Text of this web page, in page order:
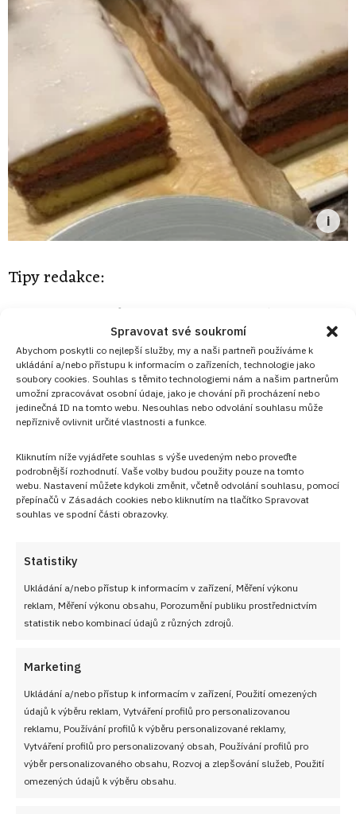
Spravovat své soukromí
Abychom poskytli co nejlepší služby, my a naši partneři používáme k
ukládání a/nebo přístupu k informacím o zařízeních, technologie jako
soubory cookies. Souhlas s těmito technologiemi nám a našim partnerům
umožní zpracovávat osobní údaje, jako je chování při procházení nebo
jedinečná ID na tomto webu. Nesouhlas nebo odvolání souhlasu může
nepříznivě ovlivnit určité vlastnosti a funkce.
Kliknutím níže vyjádřete souhlas s výše uvedeným nebo proveďte
podrobnější rozhodnutí. Vaše volby budou použity pouze na tomto
webu. Nastavení můžete kdykoli změnit, včetně odvolání souhlasu, pomocí
přepínačů v Zásadách cookies nebo kliknutím na tlačítko Spravovat
souhlas ve spodní části obrazovky.
Statistiky
Ukládání a/nebo přístup k informacím v zařízení, Měření výkonu
reklam, Měření výkonu obsahu, Porozumění publiku prostřednictvím
statistik nebo kombinací údajů z různých zdrojů.
Marketing
Ukládání a/nebo přístup k informacím v zařízení, Použití omezených
údajů k výběru reklam, Vytváření profilů pro personalizovanou
reklamu, Používání profilů k výběru personalizované reklamy,
Vytváření profilů pro personalizovaný obsah, Používání profilů pro
výběr personalizovaného obsahu, Rozvoj a zlepšování služeb, Použití
omezených údajů k výběru obsahu.
Tipy redakce:
Kvalita džemů
hraje v tomto receptu klíčovou roli,
proto sáhněte po poctivém rybízovém nebo višňovém
džemu, který má v sobě přirozenou kyselost, protože
právě ta skvěle kontrastuje se sladkým rozvarem a
polevou.
Množství rumuv rozvaru můžete upravit podle své
správný říz, který se po uležení krásně zjemní, takže
se nebojte být trochu štědřejší.
Prostřední plátmůžete před poléváním rozkrájet na
vedle sebe, dosáhnete tak ještě intenzivnějšího
promočení a zajímavé mozaiky na řezu.
Cukrovou polevupřipravujte vždy až ve chvíli, kdy je
moučník řádně vychlazený a zatížený, jinak by se
bude kvůli vlhkosti loupat.
Pečení na 180 stupňův horkovzdušné troubě zajistí,
že piškotové pláty budou hotové rychle a nebudou
zbytečně vysušené, což je pro následné prokapávání
sirupem naprosto ideální stav.